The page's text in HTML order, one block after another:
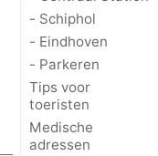
- Schiphol
- Eindhoven
- Parkeren
Tips voor
toeristen
Medische
adressen